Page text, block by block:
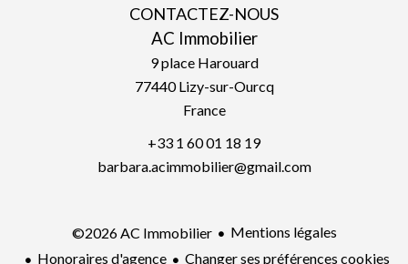
CONTACTEZ-NOUS
AC Immobilier
9 place Harouard
77440Lizy-sur-Ourcq
France
+33 1 60 01 18 19
barbara.acimmobilier@gmail.com
©2026 AC Immobilier
Mentions légales
Honoraires d'agence
Changer ses préférences cookies